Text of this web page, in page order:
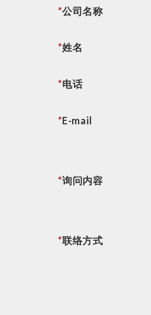
*公司名称
*姓名
*电话
*E-mail
*询问内容
*联络方式